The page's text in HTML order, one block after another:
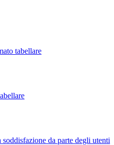
tabellare
da parte degli utenti